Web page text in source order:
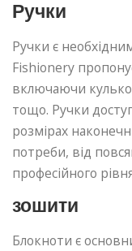
Ручки
Ручки є
Fishionery
включаючи
тощо. Ручки
розмірах
потреби, від
професійного
зошити
Блокноти є